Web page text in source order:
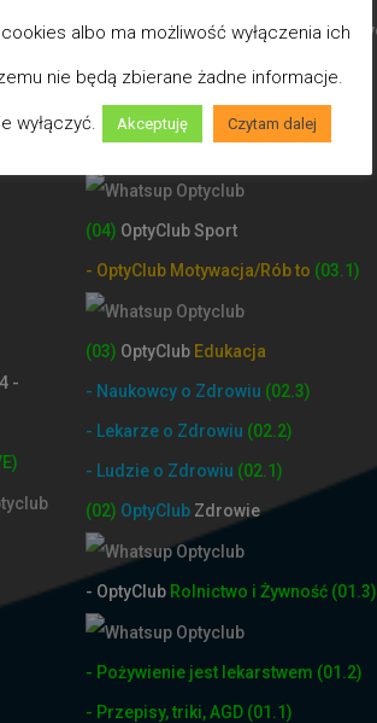
-
(018+) OptyClub 18+
(018) OptyClubDamsko-Męskie
(04) OptyClub Sport
- OptyClub Motywacja/Rób to (03.1)
(03) OptyClub Edukacja
- Naukowcy o Zdrowiu (02.3)
- Lekarze o Zdrowiu (02.2)
- Ludzie o Zdrowiu (02.1)
(02) OptyClub Zdrowie
- OptyClub Rolnictwo i Żywność (01.3)
- Pożywienie jest lekarstwem (01.2)
- Przepisy, triki, AGD (01.1)
albo ma możliwość wyłączenia ich
nie będą zbierane żadne informacje.
wyłączyć. Akceptuję Czytam dalej